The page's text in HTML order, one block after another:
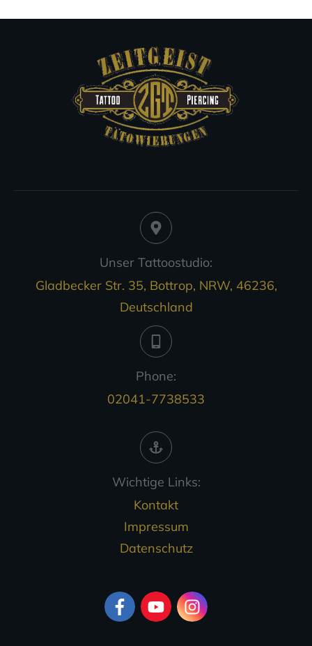
Unser Tattoostudio:
Gladbecker Str. 35, Bottrop, NRW, 46236,
Deutschland
Phone:
02041-7738533
Wichtige Links:
Kontakt
Impressum
Datenschutz